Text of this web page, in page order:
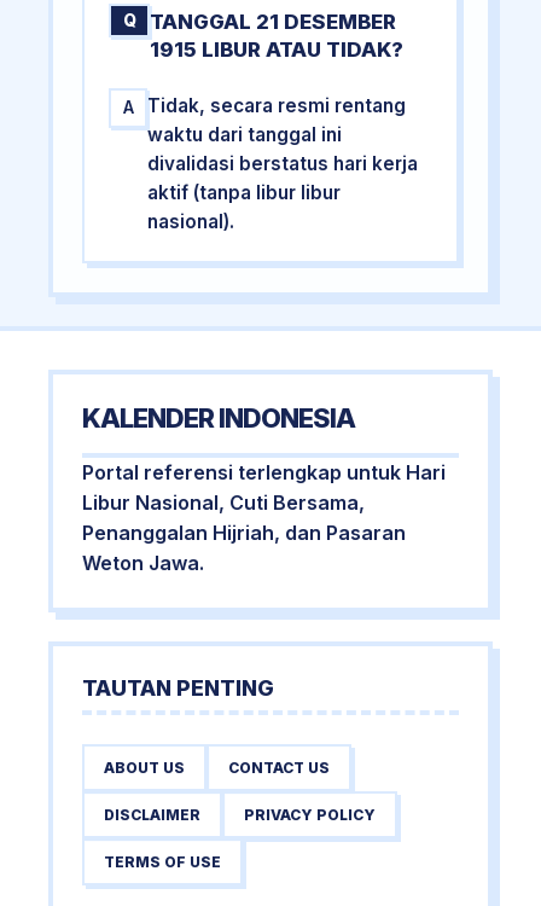
Q
TANGGAL 21 DESEMBER
1915 LIBUR ATAU TIDAK?
A
Tidak, secara resmi rentang
waktu dari tanggal ini
divalidasi berstatus hari kerja
aktif (tanpa libur libur
nasional).
KALENDER INDONESIA
Portal referensi terlengkap untuk Hari
Libur Nasional, Cuti Bersama,
Penanggalan Hijriah, dan Pasaran
Weton Jawa.
TAUTAN PENTING
ABOUT US CONTACT US
DISCLAIMER PRIVACY POLICY
TERMS OF USE